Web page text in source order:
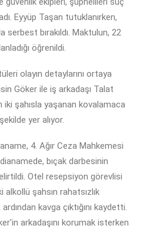
Eyyüp Taşan tutuklanırken,
serbest bırakıldı. Maktulun, 22
öğrenildi.
olayın detaylarını ortaya
Göker ile iş arkadaşı Talat
iki şahısla yaşanan kovalamaca
yer alıyor.
4. Ağır Ceza Mahkemesi
bıçak darbesinin
Otel resepsiyon görevlisi
şahsın rahatsızlık
kavga çıktığını kaydetti.
arkadaşını korumak isterken